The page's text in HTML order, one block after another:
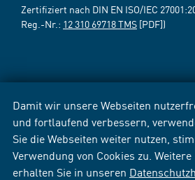
Damit wir unsere Webseiten
und fortlaufend verbessern,
Sie die Webseiten weiter nutzen,
Verwendung von Cookies zu.
erhalten Sie in unseren
Zertifiziert nach DIN EN ISO/IEC
Reg.-Nr.: 12 310 69718 TMS [PDF])